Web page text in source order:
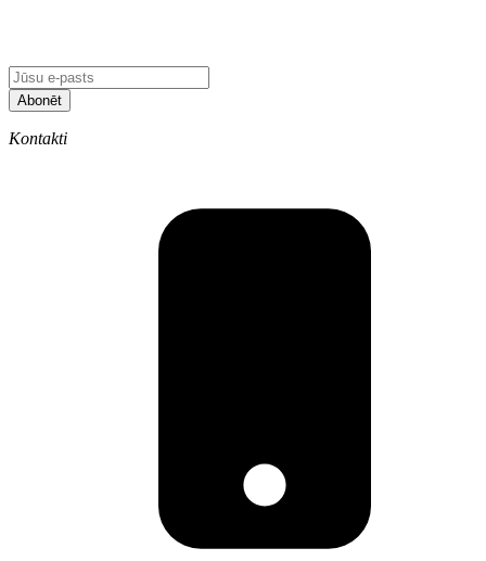
Abonēt
Kontakti